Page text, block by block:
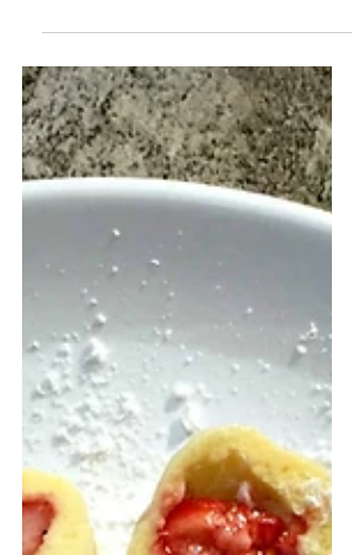
Quinoa salát s pečenou
mrkví a fenyklem
Tenhle salát je další ze série „zasytí, ale
nezaplácne“. Můžete ho jíst teplý či
studený, nebo nejdřív teplý, pak daný
do lednice a druhý...